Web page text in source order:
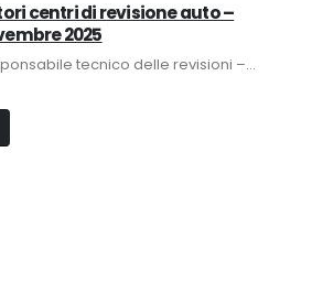
centri di revisione auto –
2025
tecnico delle revisioni –...